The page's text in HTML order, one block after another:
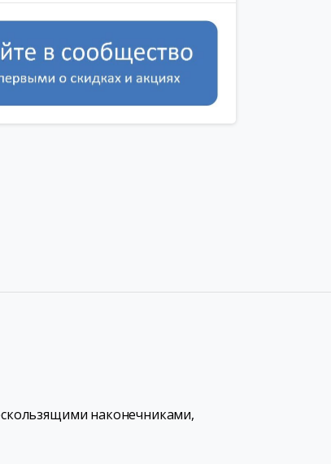
наконечниками,